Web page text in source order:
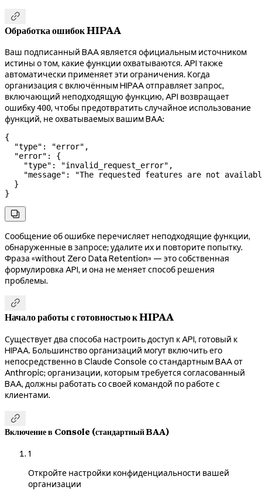

Обработка ошибок HIPAA
Ваш подписанный BAA является официальным источником
истины о том, какие функции охватываются. API также
автоматически применяет эти ограничения. Когда
организация с включённым HIPAA отправляет запрос,
включающий неподходящую функцию, API возвращает
ошибку400, чтобы предотвратить случайное использование
функций, не охватываемых вашим BAA:
{
  "type"
: "error" ,
  "error"
: {
    "type"
: "invalid_request_error" ,
    "message"
:
"The requested features are not
  }
}

Сообщение об ошибке перечисляет неподходящие функции,
обнаруженные в запросе; удалите их и повторите попытку.
Фраза «without Zero Data Retention» — это собственная
формулировка API, и она не меняет способ решения
проблемы.

Начало работы с готовностью к HIPAA
Существует два способа настроить доступ к API, готовый к
HIPAA. Большинство организаций могут включить его
непосредственно в Claude Console со стандартным BAA от
Anthropic; организации, которым требуется согласованный
BAA, должны работать со своей командой по работе с
клиентами.

Включение в Console (стандартный BAA)
1
Откройте настройки конфиденциальности вашей
организации